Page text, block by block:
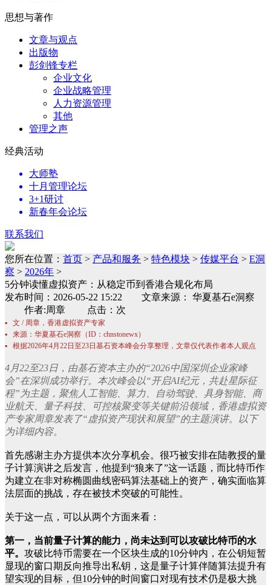
思想与著作
文章与观点
出版物
彭剑锋专栏
企业文化
企业战略管理
人力资源管理
其他
管理之声
经典活动
大师塾
十月管理论坛
3+1研讨
新春年会论坛
联系我们
您所在位置： 首页 > 产品和服务 > 特色模块 > 传媒平台 > E洞
察 > 2026年 >
5分钟读懂虚拟资产：从稳定币到香港合规化布局
发布时间：2026-05-22 15:22 文章来源： 华夏基石e洞察
作者:周章 点击：次
▪ 文 / 周章，香港虚拟资产专家
▪ 来源：华夏基石e洞察（ID：chnstonewx）
▪ 根据2026年4月22日至23日基石资本峰会分享整理，文章仅代表作者本人观点
4月22至23日，由基石资本主办的“2026中国深圳企业家峰
会”在深圳成功举行。本次峰会以“开启AI纪元，共赴星际征
程”为主题，聚焦人工智能、算力、自动驾驶、具身智能、商
业航天、量子科技、可控核聚变等关键前沿领域，香港虚拟资
产专家周章发表了“虚拟资产现状和展望”的主题演讲。以下
为详细内容。
首先感谢主办方提供本次分享机会。很巧被安排在陆教授的量
子计算演讲之后发言，他提到“狼来了”这一话题，而比特币作
为建立在非对称椭圆曲线密码算法基础上的资产，确实面临算
法层面的挑战，存在被技术突破的可能性。
关于这一点，可以从两个方面来看：
第一，当前量子计算的能力，尚未达到可以攻破比特币的水
平。 攻破比特币需要在一个区块生成的10分钟内，在公钥短暂
显现的窗口期反向推导出私钥，这是量子计算伴随算法提升有
望实现的目标，但10分钟的时间窗口对现有技术仍是极大挑